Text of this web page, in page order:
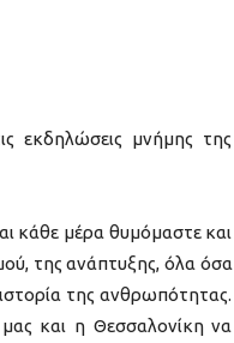
εκδηλώσεις μνήμης της
κάθε μέρα θυμόμαστε και
της ανάπτυξης, όλα όσα
της ανθρωπότητας.
και η Θεσσαλονίκη να